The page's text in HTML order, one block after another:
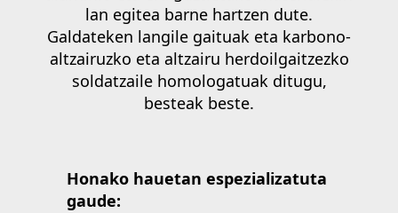
lan egitea barne hartzen dute.
Galdateken langile gaituak eta karbono-
altzairuzko eta altzairu herdoilgaitzezko
soldatzaile homologatuak ditugu,
besteak beste.
Honako hauetan espezializatuta
gaude: